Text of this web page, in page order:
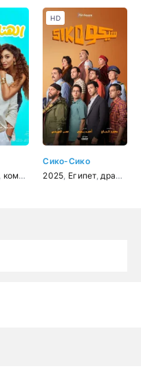
комедия
Сико-Сико
2025 Египет, драма
HD